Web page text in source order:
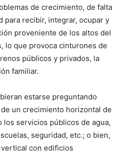
de crecimiento, de falta
para recibir, integrar, ocupar y
proveniente de los altos del
lo que provoca cinturones de
públicos y privados, la
familiar.
estarse preguntando
un crecimiento horizontal de
los servicios públicos de agua,
seguridad, etc.; o bien,
con edificios